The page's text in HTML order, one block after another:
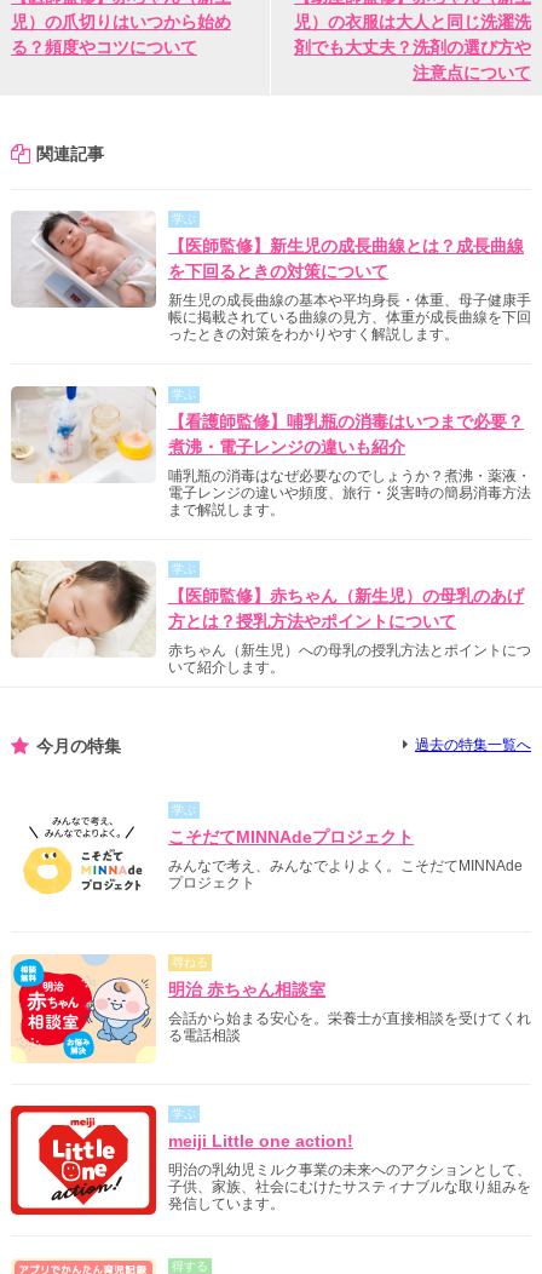
児）の爪切りはいつから始め
る？頻度やコツについて
児）の衣服は大人と同じ洗濯洗
剤でも大丈夫？洗剤の選び方や
注意点について
関連記事
学ぶ
【医師監修】新生児の成長曲線とは？成長曲線
を下回るときの対策について
新生児の成長曲線の基本や平均身長・体重、母子健康手
帳に掲載されている曲線の見方、体重が成長曲線を下回
ったときの対策をわかりやすく解説します。
学ぶ
【看護師監修】哺乳瓶の消毒はいつまで必要？
煮沸・電子レンジの違いも紹介
哺乳瓶の消毒はなぜ必要なのでしょうか？煮沸・薬液・
電子レンジの違いや頻度、旅行・災害時の簡易消毒方法
まで解説します。
学ぶ
【医師監修】赤ちゃん（新生児）の母乳のあげ
方とは？授乳方法やポイントについて
赤ちゃん（新生児）への母乳の授乳方法とポイントにつ
いて紹介します。
今月の特集 過去の特集一覧へ
学ぶ
こそだてMINNAdeプロジェクト
みんなで考え、みんなでよりよく。こそだてMINNAde
プロジェクト
尋ねる
明治 赤ちゃん相談室
会話から始まる安心を。栄養士が直接相談を受けてくれ
る電話相談
学ぶ
meiji Little one action!
明治の乳幼児ミルク事業の未来へのアクションとして、
子供、家族、社会にむけたサスティナブルな取り組みを
発信しています。
得する